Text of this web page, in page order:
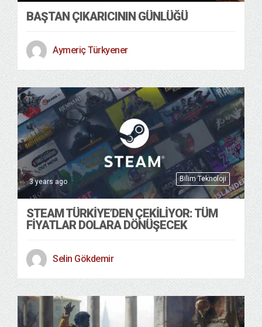
BAŞTAN ÇIKARICININ GÜNLÜĞÜ
Aymeriç Türkyener
Bilim Teknoloji
3 years ago
STEAM TÜRKIYE’DEN ÇEKILIYOR: TÜM
FIYATLAR DOLARA DÖNÜŞECEK
Selin Gökdemir